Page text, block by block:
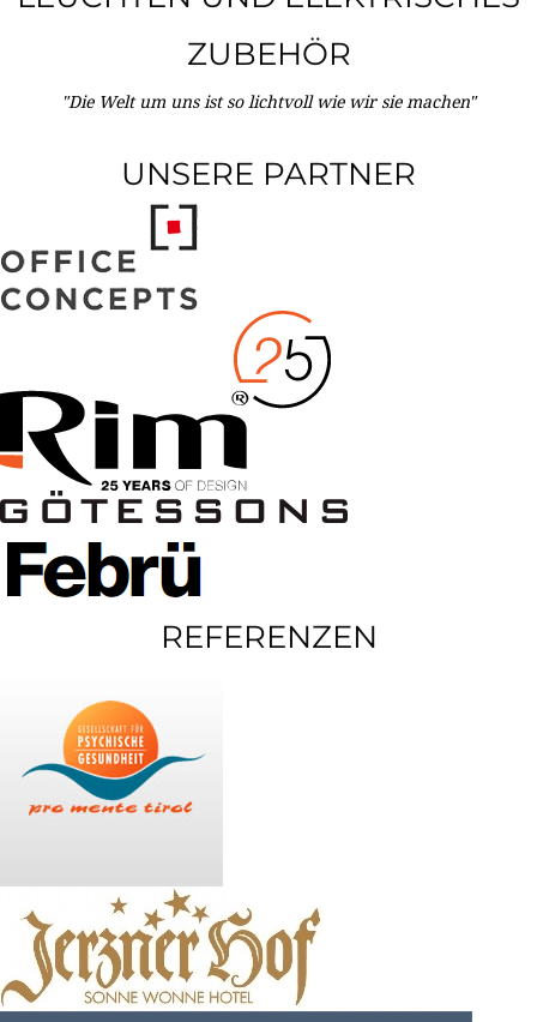
ZUBEHÖR
"Die Welt um uns ist so lichtvoll wie wir sie machen"
UNSERE PARTNER
REFERENZEN